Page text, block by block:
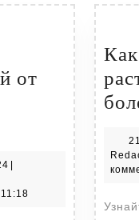
от
21
2024
11:18
Узнайте, как лечить